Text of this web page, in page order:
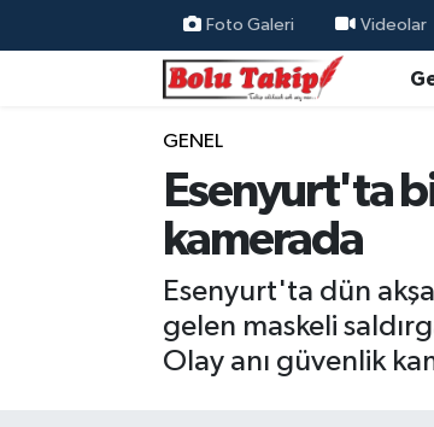
Foto Galeri Videolar
GENEL
Esenyurt'ta
kamerada
Esenyurt'ta dün
gelen maskeli
Olay anı güvenlik